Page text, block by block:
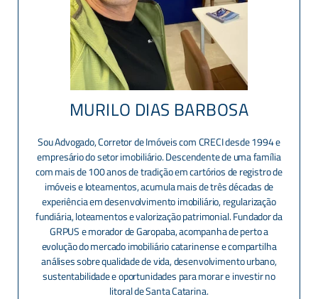
MURILO DIAS BARBOSA
Sou Advogado, Corretor de Imóveis com CRECI desde 1994 e
empresário do setor imobiliário. Descendente de uma família
com mais de 100 anos de tradição em cartórios de registro de
imóveis e loteamentos, acumula mais de três décadas de
experiência em desenvolvimento imobiliário, regularização
fundiária, loteamentos e valorização patrimonial. Fundador da
GRPUS e morador de Garopaba, acompanha de perto a
evolução do mercado imobiliário catarinense e compartilha
análises sobre qualidade de vida, desenvolvimento urbano,
sustentabilidade e oportunidades para morar e investir no
litoral de Santa Catarina.